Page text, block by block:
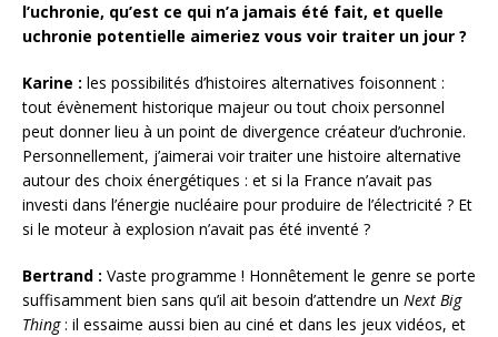
l’uchronie, qu’est ce qui n’a jamais été fait, et quelle
uchronie potentielle aimeriez vous voir traiter un jour ?
Karine : les possibilités d’histoires alternatives foisonnent :
tout évènement historique majeur ou tout choix personnel
peut donner lieu à un point de divergence créateur d’uchronie.
Personnellement, j’aimerai voir traiter une histoire alternative
autour des choix énergétiques : et si la France n’avait pas
investi dans l’énergie nucléaire pour produire de l’électricité ? Et
si le moteur à explosion n’avait pas été inventé ?
Bertrand : Vaste programme ! Honnêtement le genre se porte
suffisamment bien sans qu’il ait besoin d’attendre un Next Big
Thing: il essaime aussi bien au ciné et dans les jeux vidéos, et